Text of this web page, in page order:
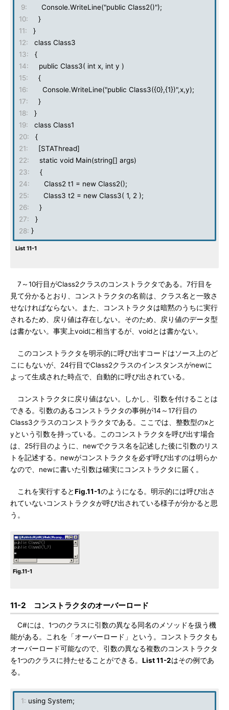
9:
Console.WriteLine("public Class2()");
10:
}
11:
}
12:
class Class3
13:
{
14:
public Class3( int x, int y )
15:
{
16:
Console.WriteLine("public Class3({0},{1})",x,y);
17:
}
18:
}
19:
class Class1
20:
{
21:
[STAThread]
22:
static void Main(string[] args)
23:
{
24:
Class2 t1 = new Class2();
25:
Class3 t2 = new Class3( 1, 2 );
26:
}
27:
}
28: }
List 11-1
7～10行目がClass2クラスのコンストラクタである。7行目を
見て分かるとおり、コンストラクタの名前は、クラス名と一致さ
せなければならない。また、コンストラクタは暗黙のうちに実行
されるため、戻り値は存在しない。そのため、戻り値のデータ型
は書かない。事実上voidに相当するが、voidとは書かない。
このコンストラクタを明示的に呼び出すコードはソース上のど
こにもないが、24行目でClass2クラスのインスタンスがnewに
よって生成された時点で、自動的に呼び出されている。
コンストラクタに戻り値はない。しかし、引数を付けることは
できる。引数のあるコンストラクタの事例が14～17行目の
Class3クラスのコンストラクタである。ここでは、整数型のxと
yという引数を持っている。このコンストラクタを呼び出す場合
は、25行目のように、newでクラス名を記述した後に引数のリス
トを記述する。newがコンストラクタを必ず呼び出すのは明らか
なので、newに書いた引数は確実にコンストラクタに届く。
これを実行するとFig.11-1のようになる。明示的には呼び出さ
れていないコンストラクタが呼び出されている様子が分かると思
う。
Fig.11-1
11-2 コンストラクタのオーバーロード
C#には、1つのクラスに引数の異なる同名のメソッドを扱う機
能がある。これを「オーバーロード」という。コンストラクタも
オーバーロード可能なので、引数の異なる複数のコンストラクタ
を1つのクラスに持たせることができる。 List 11-2はその例であ
る。
1: using System;